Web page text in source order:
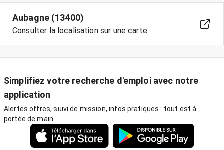
Aubagne (13400)
Consulter la localisation sur une carte
Simplifiez votre recherche d'emploi avec notre
application
Alertes offres, suivi de mission, infos pratiques : tout est à
portée de main.